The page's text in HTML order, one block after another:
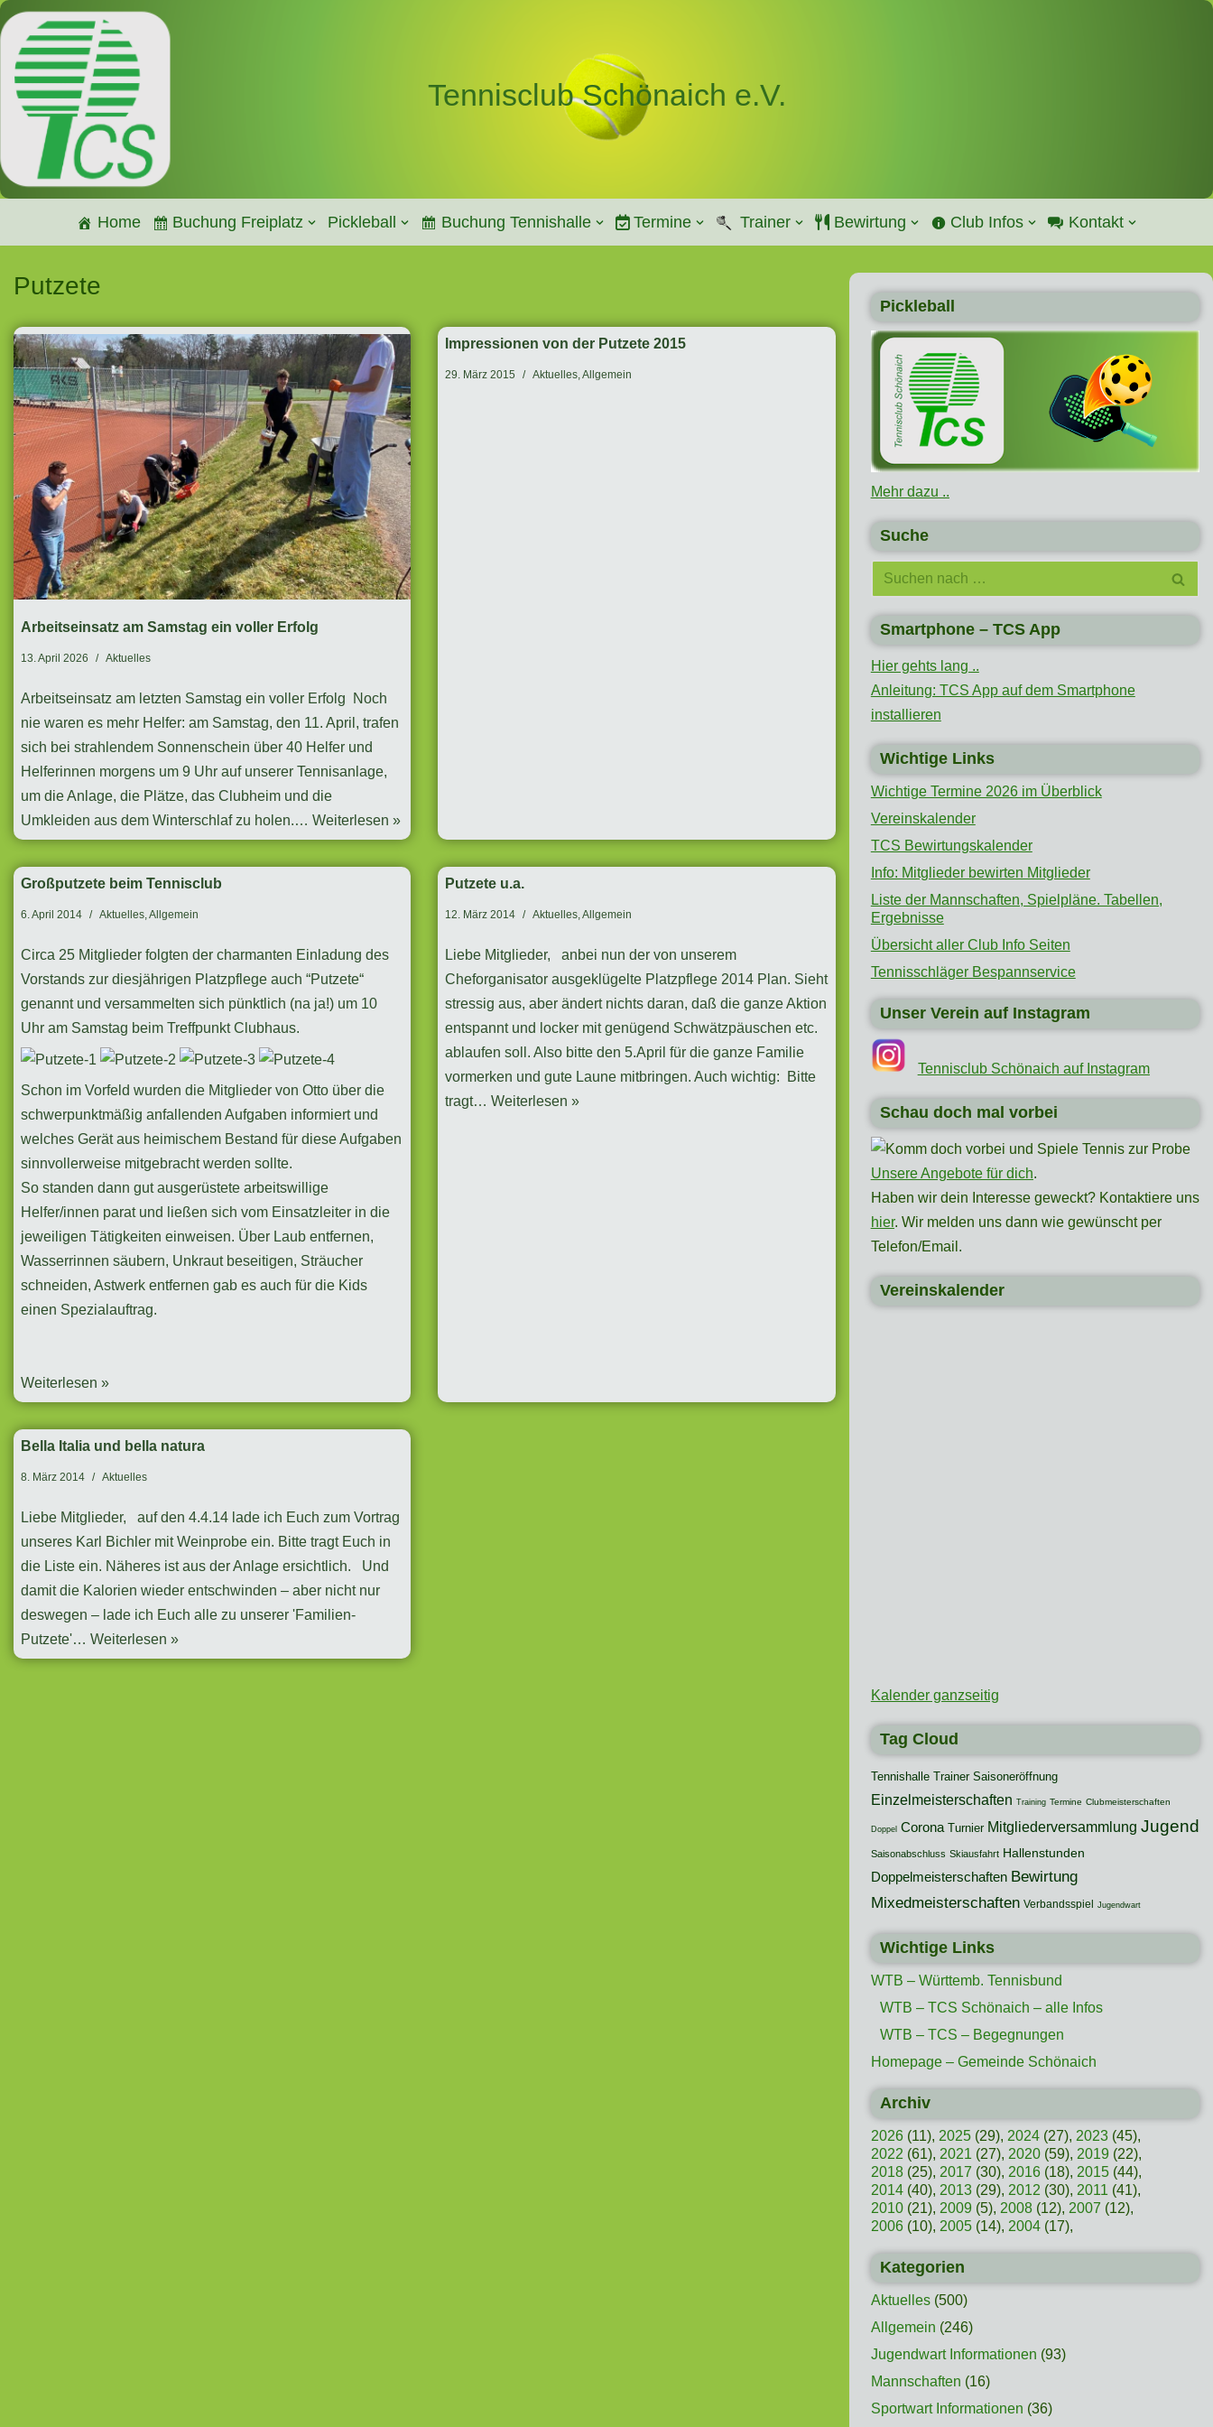
Zum
Inhalt
springen
Tennisclub Schönaich e.V.
Home Buchung Freiplatz Pickleball Buchung Tennishalle Termine Trainer Bewirtung Club Infos Kontakt
Putzete
Arbeitseinsatz am Samstag ein voller Erfolg
13. April 2026 Aktuelles
Arbeitseinsatz am letzten Samstag ein voller Erfolg Noch
nie waren es mehr Helfer: am Samstag, den 11. April, trafen
sich bei strahlendem Sonnenschein über 40 Helfer und
Helferinnen morgens um 9 Uhr auf unserer Tennisanlage,
um die Anlage, die Plätze, das Clubheim und die
Umkleiden aus dem Winterschlaf zu holen.… Weiterlesen »
Impressionen von der Putzete 2015
29. März 2015 Aktuelles,Allgemein
Großputzete beim Tennisclub
6. April 2014 Aktuelles Allgemein
Circa 25 Mitglieder folgten der charmanten Einladung des
Vorstands zur diesjährigen Platzpflege auch “Putzete“
genannt und versammelten sich pünktlich (na ja!) um 10
Uhr am Samstag beim Treffpunkt Clubhaus.
Schon im Vorfeld wurden die Mitglieder von Otto über die
schwerpunktmäßig anfallenden Aufgaben informiert und
welches Gerät aus heimischem Bestand für diese Aufgaben
sinnvollerweise mitgebracht werden sollte.
So standen dann gut ausgerüstete arbeitswillige
Helfer/innen parat und ließen sich vom Einsatzleiter in die
jeweiligen Tätigkeiten einweisen. Über Laub entfernen,
Wasserrinnen säubern, Unkraut beseitigen, Sträucher
schneiden, Astwerk entfernen gab es auch für die Kids
einen Spezialauftrag.
Weiterlesen »
Putzete u.a.
12. März 2014 Aktuelles ,Allgemein
Liebe Mitglieder, anbei nun der von unserem
Cheforganisator ausgeklügelte Platzpflege 2014 Plan. Sieht
stressig aus, aber ändert nichts daran, daß die ganze Aktion
entspannt und locker mit genügend Schwätzpäuschen etc.
ablaufen soll. Also bitte den 5.April für die ganze Familie
vormerken und gute Laune mitbringen. Auch wichtig: Bitte
tragt…Weiterlesen »
Bella Italia und bella natura
8. März 2014 Aktuelles
Liebe Mitglieder, auf den 4.4.14 lade ich Euch zum Vortrag
unseres Karl Bichler mit Weinprobe ein. Bitte tragt Euch in
die Liste ein. Näheres ist aus der Anlage ersichtlich. Und
damit die Kalorien wieder entschwinden – aber nicht nur
deswegen – lade ich Euch alle zu unserer 'Familien-
Putzete'… Weiterlesen »
Pickleball
Mehr dazu ..
Suche
Smartphone – TCS App
Hier gehts lang ..
Anleitung: TCS App auf dem Smartphone
installieren
Wichtige Links
Wichtige Termine 2026 im Überblick
Vereinskalender
TCS Bewirtungskalender
Info: Mitglieder bewirten Mitglieder
Liste der Mannschaften, Spielpläne. Tabellen,
Ergebnisse
Übersicht aller Club Info Seiten
Tennisschläger Bespannservice
Unser Verein auf Instagram
Tennisclub Schönaich auf Instagram
Schau doch mal vorbei
Unsere Angebote für dich.
Haben wir dein Interesse geweckt? Kontaktiere uns
hier. Wir melden uns dann wie gewünscht per
Telefon/Email.
Vereinskalender
Kalender ganzseitig
Tag Cloud
Tennishalle Trainer Saisoneröffnung
Einzelmeisterschaften Training Termine Clubmeisterschaften
Doppel Corona Turnier Mitgliederversammlung Jugend
Saisonabschluss Skiausfahrt Hallenstunden
Doppelmeisterschaften Bewirtung
Mixedmeisterschaften Verbandsspiel Jugendwart
Wichtige Links
WTB – Württemb. Tennisbund
WTB – TCS Schönaich – alle Infos
WTB – TCS – Begegnungen
Homepage – Gemeinde Schönaich
Archiv
2026(11), 2025(29), 2024(27), 2023(45),
2022 (61), 2021 (27), 2020(59), 2019(22),
2018(25), 2017 (30), 2016(18), 2015(44),
2014(40), 2013(29), 2012 (30), 2011 (41),
2010(21), 2009(5), 2008(12), 2007 (12),
2006(10), 2005(14), 2004(17),
Kategorien
Aktuelles(500)
Allgemein (246)
Jugendwart Informationen (93)
Mannschaften (16)
Sportwart Informationen (36)